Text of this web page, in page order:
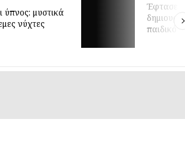
Έφτασε η στιγμή να
δημιουργήσεις το ιδανικό
παιδικό δωμάτιο;